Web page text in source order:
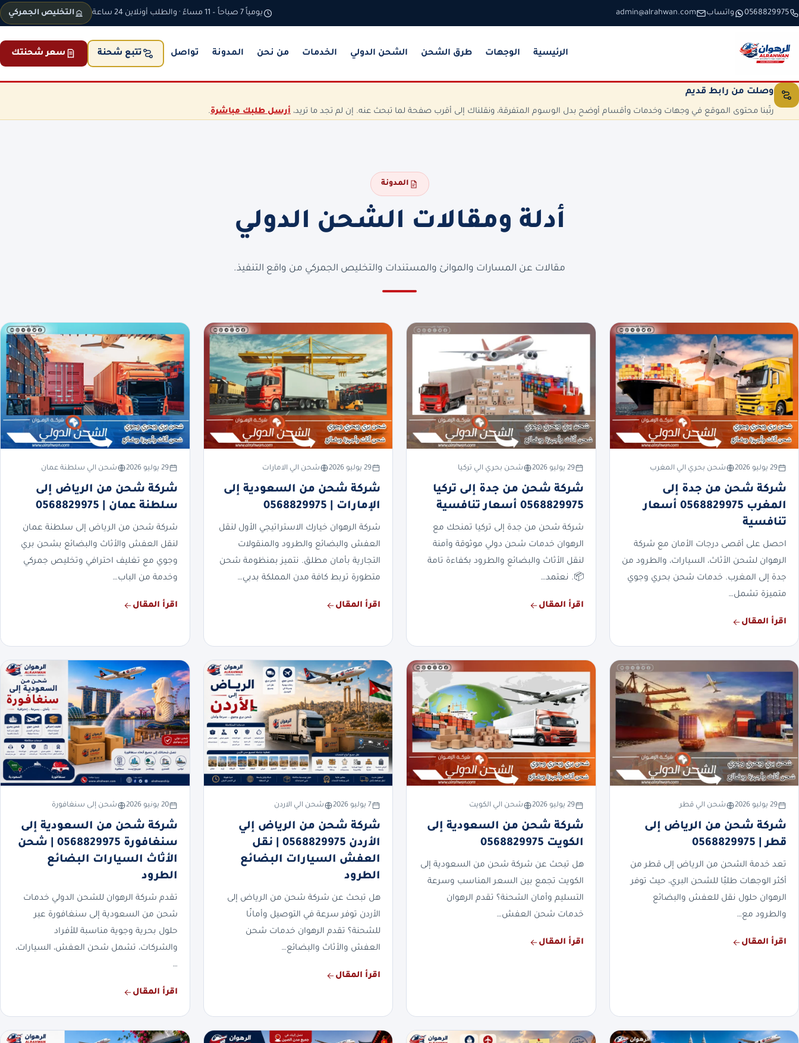
تخطَّ إلى المحتوى
0568829975 واتساب admin@alrahwan.com يومياً 7 صباحاً – 11 مساءً · والطلب أونلاين 24 ساعة التخليص الجمركي
الرئيسية الوجهات طرق الشحن الشحن الدولي الخدمات من نحن المدونة تواصل تتبع شحنة سعر شحنتك
وصلت من رابط قديم
رتّبنا محتوى الموقع في وجهات وخدمات وأقسام أوضح بدل الوسوم المتفرقة، ونقلناك إلى أقرب صفحة لما تبحث عنه. إن لم تجد ما تريد، أرسل طلبك مباشرة.
المدونة
أدلة ومقالات الشحن الدولي
مقالات عن المسارات والموانئ والمستندات والتخليص الجمركي من واقع التنفيذ.
29 يوليو 2026 شحن بحري الي المغرب
شركة شحن من جدة إلى
المغرب 0568829975 أسعار
تنافسية
احصل على أقصى درجات الأمان مع شركة
الرهوان لشحن الأثاث، السيارات، والطرود من
جدة إلى المغرب. خدمات شحن بحري وجوي
متميزة تشمل…
اقرأ المقال
29 يوليو 2026 شحن بحري الي تركيا
شركة شحن من جدة إلى تركيا
0568829975 أسعار تنافسية
شركة شحن من جدة إلى تركيا تمنحك مع
الرهوان خدمات شحن دولي موثوقة وآمنة
لنقل الأثاث والبضائع والطرود بكفاءة تامة
📦. نعتمد…
اقرأ المقال
29 يوليو 2026 شحن الي الامارات
شركة شحن من السعودية إلى
الإمارات | 0568829975
شركة الرهوان خيارك الاستراتيجي الأول لنقل
العفش والبضائع والطرود والمنقولات
التجارية بأمان مطلق. نتميز بمنظومة شحن
متطورة تربط كافة مدن المملكة بدبي…
اقرأ المقال
29 يوليو 2026 شحن الي سلطنة عمان
شركة شحن من الرياض إلى
سلطنة عمان | 0568829975
شركة شحن من الرياض إلى سلطنة عمان
لنقل العفش والأثاث والبضائع بشحن بري
وجوي مع تغليف احترافي وتخليص جمركي
وخدمة من الباب…
اقرأ المقال
29 يوليو 2026 شحن الي قطر
شركة شحن من الرياض إلى
قطر | 0568829975
تعد خدمة الشحن من الرياض إلى قطر من
أكثر الوجهات طلبًا للشحن البري، حيث توفر
الرهوان حلول نقل للعفش والبضائع
والطرود مع…
اقرأ المقال
29 يوليو 2026 شحن الي الكويت
شركة شحن من السعودية إلى
الكويت 0568829975
هل تبحث عن شركة شحن من السعودية إلى
الكويت تجمع بين السعر المناسب وسرعة
التسليم وأمان الشحنة؟ تقدم الرهوان
خدمات شحن العفش…
اقرأ المقال
7 يوليو 2026 شحن الي الاردن
شركة شحن من الرياض إلي
الأردن 0568829975 | نقل
العفش السيارات البضائع
الطرود
هل تبحث عن شركة شحن من الرياض إلى
الأردن توفر سرعة في التوصيل وأمانًا
للشحنة؟ تقدم الرهوان خدمات شحن
العفش والأثاث والبضائع…
اقرأ المقال
20 يونيو 2026 شحن إلى سنغافورة
شركة شحن من السعودية إلى
سنغافورة 0568829975 | شحن
الأثاث السيارات البضائع
الطرود
تقدم شركة الرهوان للشحن الدولي خدمات
شحن من السعودية إلى سنغافورة عبر
حلول بحرية وجوية مناسبة للأفراد
والشركات، تشمل شحن العفش، السيارات،
…
اقرأ المقال